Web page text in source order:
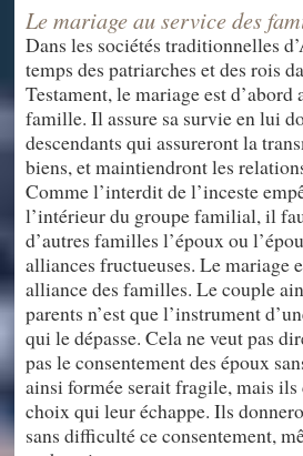
Le mariage au service des
Dans les sociétés traditionnelles
temps des patriarches et des rois
Testament, le mariage est d’abord
famille. Il assure sa survie en lui
descendants qui assureront la
biens, et maintiendront les
Comme l’interdit de l’inceste
l’intérieur du groupe familial, il
d’autres familles l’époux ou
alliances fructueuses. Le mariage
alliance des familles. Le couple
parents n’est que l’instrument
qui le dépasse. Cela ne veut pas
pas le consentement des époux
ainsi formée serait fragile, mais ils
choix qui leur échappe. Ils
sans difficulté ce consentement,